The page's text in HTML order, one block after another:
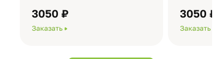
3050 ₽
Заказать
3050 ₽
Заказать